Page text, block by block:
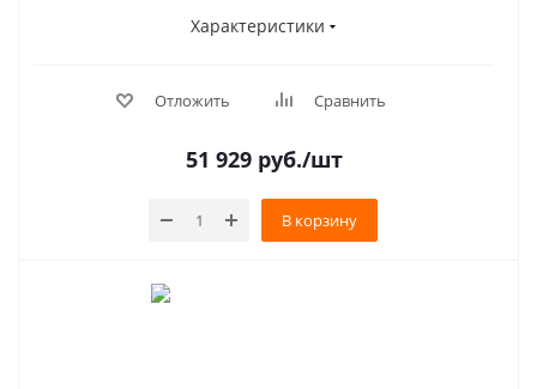
Характеристики
Отложить Сравнить
51 929 руб./шт
В корзину